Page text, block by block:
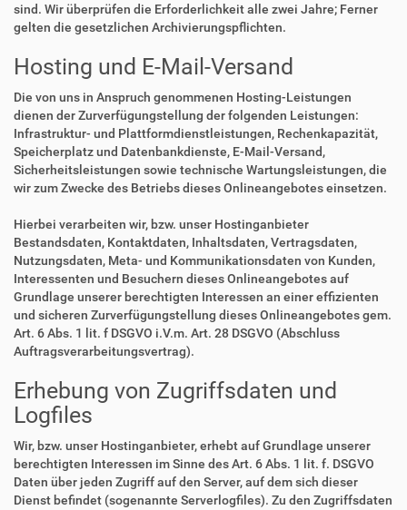
sind. Wir überprüfen die Erforderlichkeit alle zwei Jahre; Ferner
gelten die gesetzlichen Archivierungspflichten.
Hosting und E-Mail-Versand
Die von uns in Anspruch genommenen Hosting-Leistungen
dienen der Zurverfügungstellung der folgenden Leistungen:
Infrastruktur- und Plattformdienstleistungen, Rechenkapazität,
Speicherplatz und Datenbankdienste, E-Mail-Versand,
Sicherheitsleistungen sowie technische Wartungsleistungen, die
wir zum Zwecke des Betriebs dieses Onlineangebotes einsetzen.
Hierbei verarbeiten wir, bzw. unser Hostinganbieter
Bestandsdaten, Kontaktdaten, Inhaltsdaten, Vertragsdaten,
Nutzungsdaten, Meta- und Kommunikationsdaten von Kunden,
Interessenten und Besuchern dieses Onlineangebotes auf
Grundlage unserer berechtigten Interessen an einer effizienten
und sicheren Zurverfügungstellung dieses Onlineangebotes gem.
Art. 6 Abs. 1 lit. f DSGVO i.V.m. Art. 28 DSGVO (Abschluss
Auftragsverarbeitungsvertrag).
Erhebung von Zugriffsdaten und
Logfiles
Wir, bzw. unser Hostinganbieter, erhebt auf Grundlage unserer
berechtigten Interessen im Sinne des Art. 6 Abs. 1 lit. f. DSGVO
Daten über jeden Zugriff auf den Server, auf dem sich dieser
Dienst befindet (sogenannte Serverlogfiles). Zu den Zugriffsdaten